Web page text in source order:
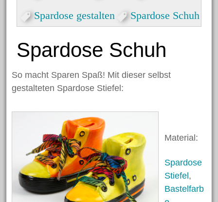
Grußkarte zum Valentinstag
Hängen
Kastanien
Schneekugel
Engelklammer
Archiv
Juni 2023
Spardose gestalten Spardose Schuh
Spardose Schuh
So macht Sparen Spaß! Mit dieser selbst
gestalteten Spardose Stiefel:
Material:
Spardose
Stiefel ,
Bastelfarb